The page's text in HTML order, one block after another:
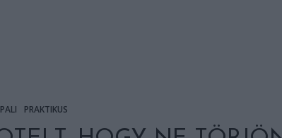
PRAKTIKUS